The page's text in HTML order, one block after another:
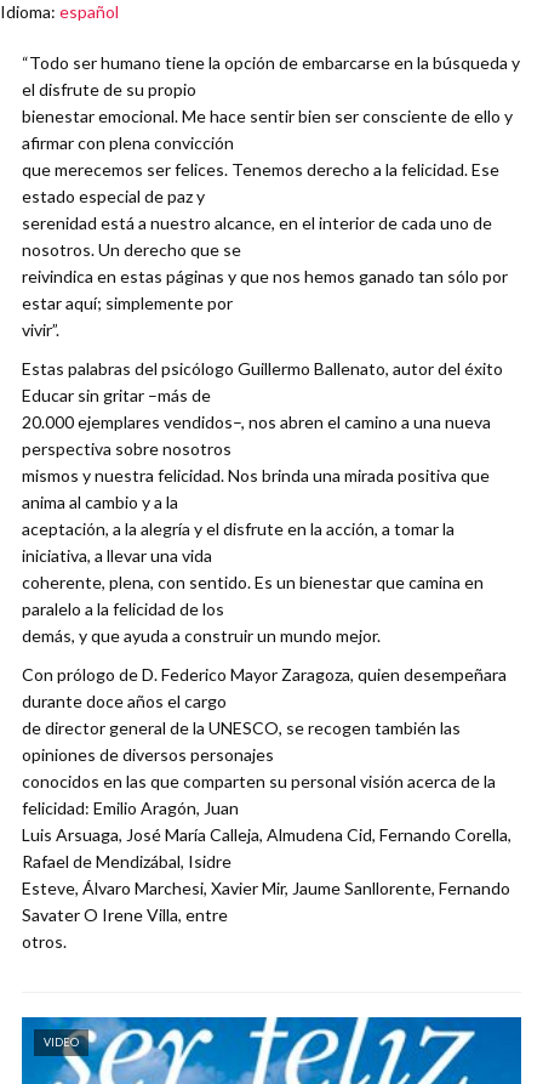
Idioma: español
“Todo ser humano tiene la opción de embarcarse en la búsqueda y
el disfrute de su propio
bienestar emocional. Me hace sentir bien ser consciente de ello y
afirmar con plena convicción
que merecemos ser felices. Tenemos derecho a la felicidad. Ese
estado especial de paz y
serenidad está a nuestro alcance, en el interior de cada uno de
nosotros. Un derecho que se
reivindica en estas páginas y que nos hemos ganado tan sólo por
estar aquí; simplemente por
vivir”.
Estas palabras del psicólogo Guillermo Ballenato, autor del éxito
Educar sin gritar –más de
20.000 ejemplares vendidos–, nos abren el camino a una nueva
perspectiva sobre nosotros
mismos y nuestra felicidad. Nos brinda una mirada positiva que
anima al cambio y a la
aceptación, a la alegría y el disfrute en la acción, a tomar la
iniciativa, a llevar una vida
coherente, plena, con sentido. Es un bienestar que camina en
paralelo a la felicidad de los
demás, y que ayuda a construir un mundo mejor.
Con prólogo de D. Federico Mayor Zaragoza, quien desempeñara
durante doce años el cargo
de director general de la UNESCO, se recogen también las
opiniones de diversos personajes
conocidos en las que comparten su personal visión acerca de la
felicidad: Emilio Aragón, Juan
Luis Arsuaga, José María Calleja, Almudena Cid, Fernando Corella,
Rafael de Mendizábal, Isidre
Esteve, Álvaro Marchesi, Xavier Mir, Jaume Sanllorente, Fernando
Savater O Irene Villa, entre
otros.
VIDEO